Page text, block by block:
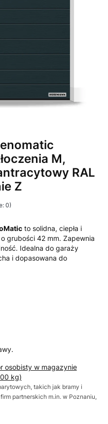
M,
RAL
Z
0)
to solidna, ciepła i
grubości 42 mm. Zapewnia
Idealna do garaży
i dopasowana do
osobisty w magazynie
kg)
takich jak bramy i
partnerskich m.in. w Poznaniu,